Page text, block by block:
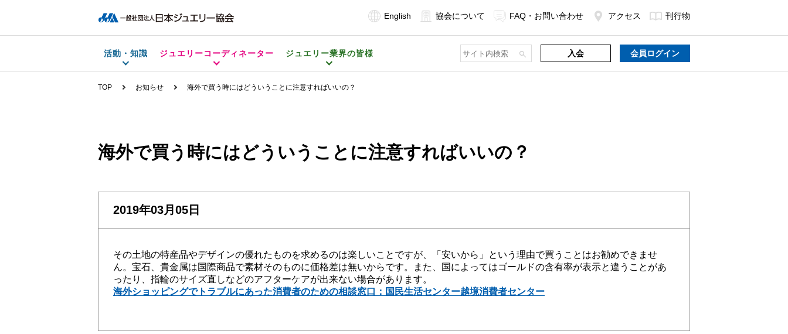
English 協会について FAQ・お問い合わせ アクセス 刊行物
活動・知識 ジュエリーコーディネーター ジュエリー業界の皆様 入会 会員ログイン
TOP お知らせ 海外で買う時にはどういうことに注意すればいいの？
海外で買う時にはどういうことに注意すればいいの？
2019年03月05日
その土地の特産品やデザインの優れたものを求めるのは楽しいことですが、「安いから」という理由で買うことはお勧めできませ
ん。宝石、貴金属は国際商品で素材そのものに価格差は無いからです。また、国によってはゴールドの含有率が表示と違うことがあ
ったり、指輪のサイズ直しなどのアフターケアが出来ない場合があります。
海外ショッピングでトラブルにあった消費者のための相談窓口：国民生活センター越境消費者センター